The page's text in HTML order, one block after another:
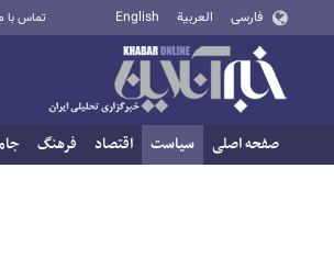
فارسی العربية English تماس با
صفحه اصلی سیاست اقتصاد فرهنگ